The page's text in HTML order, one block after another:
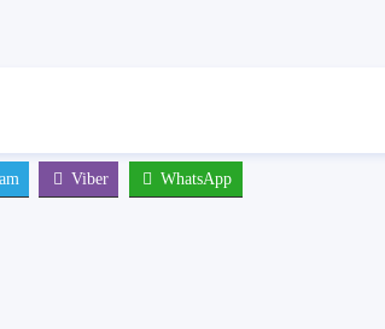
Viber WhatsApp